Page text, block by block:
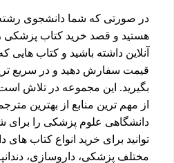
در صورتی که شما دانشجوی
هستید و قصد خرید کتاب پزشکی را
آنلاین داشته باشید و کتاب هایی که
قیمت سفارش دهید و در سریع
بگیرید. این مجموعه در تلاش
از مهم ترین منابع از بهترین
دانشگاهی علوم پزشکی را برای
توانید برای خرید انواع کتاب
مختلف پزشکی، داروسازی،